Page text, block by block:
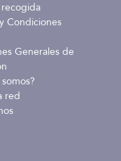
Condiciones
Generales de
red